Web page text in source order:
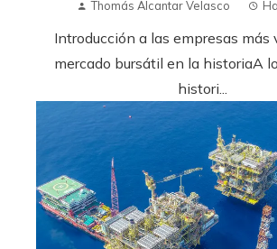
Thomás Alcantar Velasco
Introducción a las empresas más
mercado bursátil en la historiaA
histori...